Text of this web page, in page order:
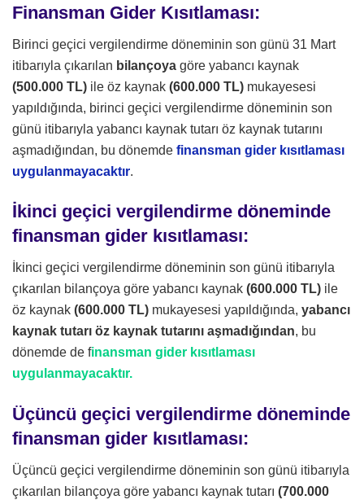
Finansman Gider Kısıtlaması:
Birinci geçici vergilendirme döneminin son günü 31 Mart
itibarıyla çıkarılan bilançoya göre yabancı kaynak
(500.000 TL) ile öz kaynak (600.000 TL) mukayesesi
yapıldığında, birinci geçici vergilendirme döneminin son
günü itibarıyla yabancı kaynak tutarı öz kaynak tutarını
aşmadığından, bu dönemde finansman gider kısıtlaması
uygulanmayacaktır.
İkinci geçici vergilendirme döneminde
finansman gider kısıtlaması:
İkinci geçici vergilendirme döneminin son günü itibarıyla
çıkarılan bilançoya göre yabancı kaynak (600.000 TL) ile
öz kaynak (600.000 TL) mukayesesi yapıldığında, yabancı
kaynak tutarı öz kaynak tutarını aşmadığından, bu
dönemde de finansman gider kısıtlaması
uygulanmayacaktır.
Üçüncü geçici vergilendirme döneminde
finansman gider kısıtlaması:
Üçüncü geçici vergilendirme döneminin son günü itibarıyla
çıkarılan bilançoya göre yabancı kaynak tutarı (700.000